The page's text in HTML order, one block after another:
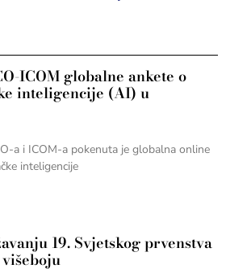
ICOM globalne ankete o
inteligencije (AI) u
a i ICOM-a pokenuta je globalna online
inteligencije
19. Svjetskog prvenstva